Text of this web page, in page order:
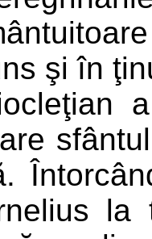
şi în
la